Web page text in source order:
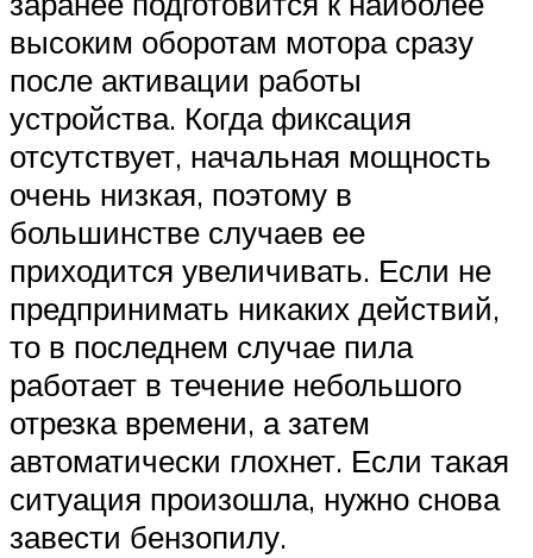
высоким оборотам мотора сразу
после активации работы
устройства. Когда фиксация
отсутствует, начальная мощность
очень низкая, поэтому в
большинстве случаев ее
приходится увеличивать. Если не
предпринимать никаких действий,
то в последнем случае пила
работает в течение небольшого
отрезка времени, а затем
автоматически глохнет. Если такая
ситуация произошла, нужно снова
завести бензопилу.